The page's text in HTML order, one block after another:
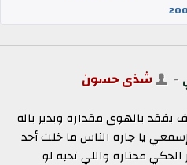
- شذى حسون
يفقد بالهوى مقداره ويدير باله
يا جاره الناس ما خلت أحد
محتاره واللي تحبه لو